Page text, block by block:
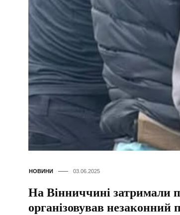
НОВИНИ 03.06.2025
На Вінниччині затримали
організовував